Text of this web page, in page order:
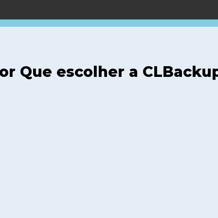
Que escolher a